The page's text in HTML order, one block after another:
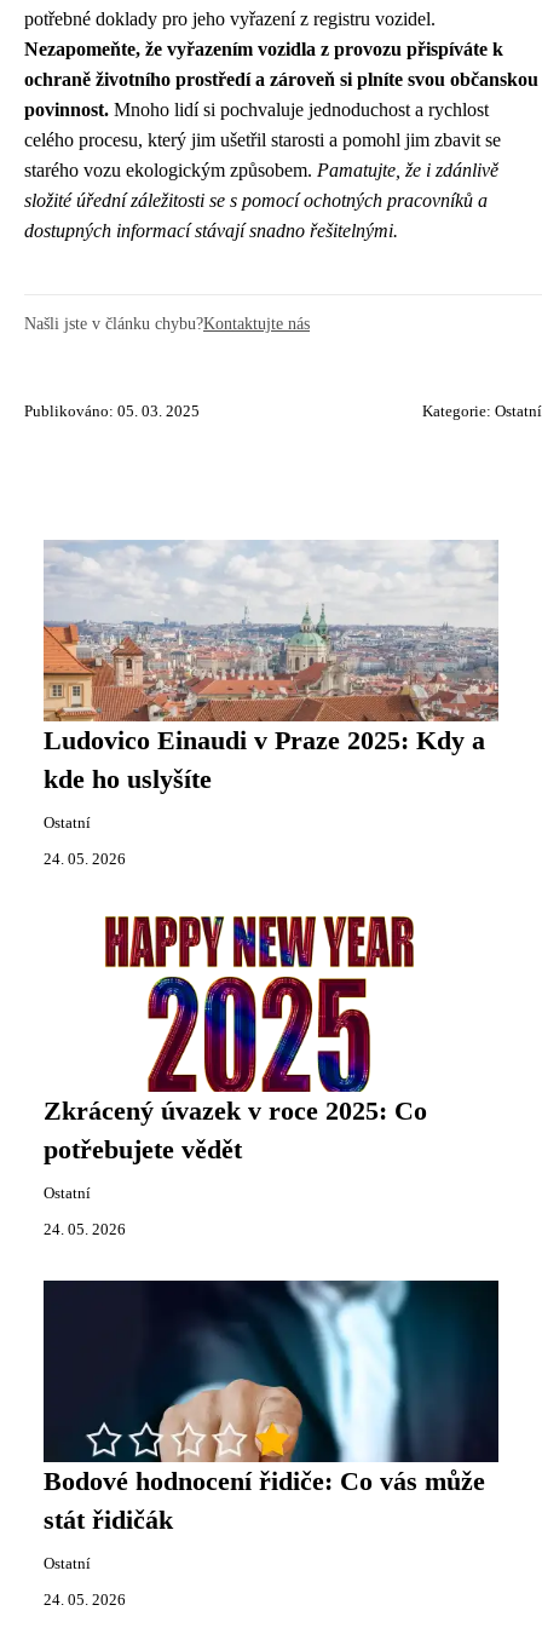
potřebné doklady pro jeho vyřazení z registru vozidel.
Nezapomeňte, že vyřazením vozidla z provozu přispíváte k
ochraně životního prostředí a zároveň si plníte svou občanskou
povinnost. Mnoho lidí si pochvaluje jednoduchost a rychlost
celého procesu, který jim ušetřil starosti a pomohl jim zbavit se
starého vozu ekologickým způsobem. Pamatujte, že i zdánlivě
složité úřední záležitosti se s pomocí ochotných pracovníků a
dostupných informací stávají snadno řešitelnými.
Našli jste v článku chybu?Kontaktujte nás
Publikováno: 05. 03. 2025 Kategorie: Ostatní
Ludovico Einaudi v Praze 2025: Kdy a
kde ho uslyšíte
Ostatní
24. 05. 2026
Zkrácený úvazek v roce 2025: Co
potřebujete vědět
Ostatní
24. 05. 2026
Bodové hodnocení řidiče: Co vás může
stát řidičák
Ostatní
24. 05. 2026